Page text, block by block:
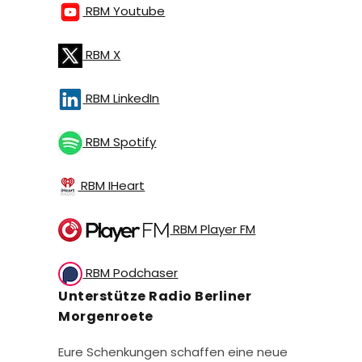
RBM Youtube
RBM X
RBM LinkedIn
RBM Spotify
RBM IHeart
RBM Player FM
RBM Podchaser
Unterstütze Radio Berliner
Morgenroete
Eure Schenkungen schaffen eine neue